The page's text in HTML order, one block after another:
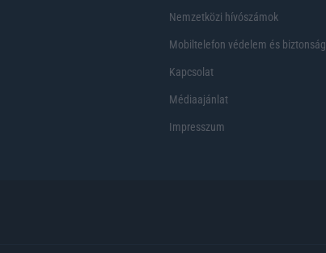
Nemzetközi hívószámok
Mobiltelefon védelem és biztonság
Kapcsolat
Médiaajánlat
Impresszum